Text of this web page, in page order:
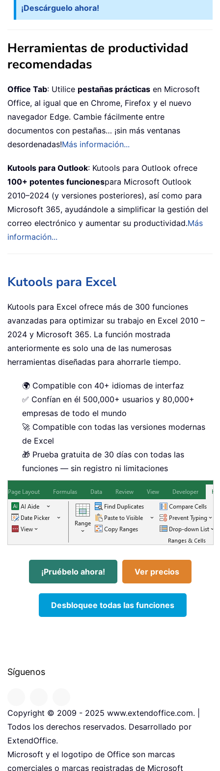
¡Descárguelo ahora!
Herramientas de productividad
recomendadas
Office Tab: Utilice pestañas prácticas en Microsoft
Office, al igual que en Chrome, Firefox y el nuevo
navegador Edge. Cambie fácilmente entre
documentos con pestañas… ¡sin más ventanas
desordenadas!Más información...
Kutools para Outlook: Kutools para Outlook ofrece
100+ potentes funcionespara Microsoft Outlook
2010–2024 (y versiones posteriores), así como para
Microsoft 365, ayudándole a simplificar la gestión del
correo electrónico y aumentar su productividad.Más
información...
Kutools para Excel
Kutools para Excel ofrece más de 300 funciones
avanzadas para optimizar su trabajo en Excel 2010 –
2024 y Microsoft 365. La función mostrada
anteriormente es solo una de las numerosas
herramientas diseñadas para ahorrarle tiempo.
🌍 Compatible con 40+ idiomas de interfaz
✅ Confían en él 500,000+ usuarios y 80,000+
empresas de todo el mundo
🚀 Compatible con todas las versiones modernas
de Excel
🎁 Prueba gratuita de 30 días con todas las
funciones — sin registro ni limitaciones
¡Pruébelo ahora! Ver precios
Desbloquee todas las funciones
Síguenos
Copyright © 2009 - 2025 www.extendoffice.com. |
Todos los derechos reservados. Desarrollado por
ExtendOffice.
Microsoft y el logotipo de Office son marcas
comerciales o marcas registradas de Microsoft